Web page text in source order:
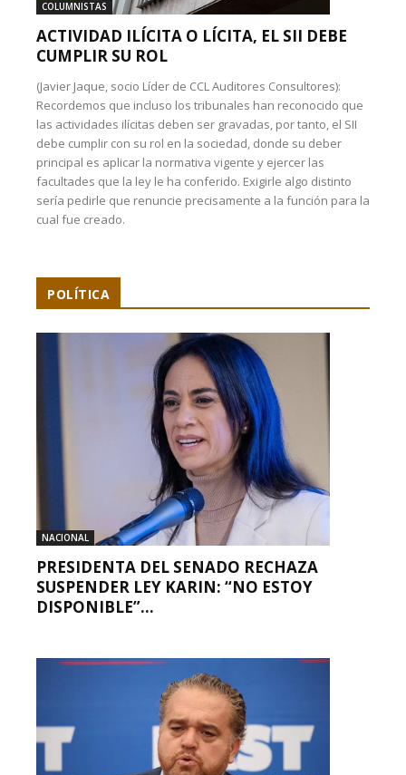
COLUMNISTAS
ACTIVIDAD ILÍCITA O LÍCITA, EL SII DEBE
CUMPLIR SU ROL
(Javier Jaque, socio Líder de CCL Auditores Consultores):
Recordemos que incluso los tribunales han reconocido que
las actividades ilícitas deben ser gravadas, por tanto, el SII
debe cumplir con su rol en la sociedad, donde su deber
principal es aplicar la normativa vigente y ejercer las
facultades que la ley le ha conferido. Exigirle algo distinto
sería pedirle que renuncie precisamente a la función para la
cual fue creado.
POLÍTICA
NACIONAL
PRESIDENTA DEL SENADO RECHAZA
SUSPENDER LEY KARIN: “NO ESTOY
DISPONIBLE”...